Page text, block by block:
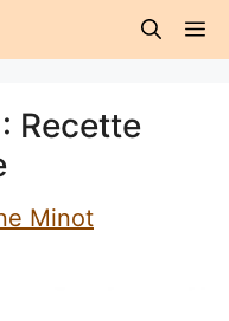
Recette
Minot